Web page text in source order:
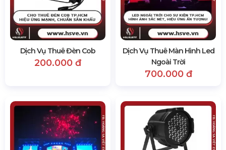
Dịch Vụ Thuê Đèn Cob
200.000 đ
Dịch Vụ Thuê Màn Hình Led
Ngoài Trời
700.000 đ